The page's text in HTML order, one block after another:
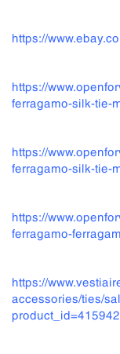
https://
https://
ferragamo-silk-tie-
https://
ferragamo-silk-tie-
https://
ferragamo-
https://
accessories/ties/